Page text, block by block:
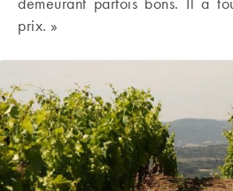
prix. »